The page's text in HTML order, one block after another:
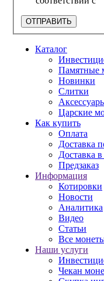
ОТПРАВИТЬ
Каталог
Памятные
Новинки
Слитки
Царские
Как купить
Оплата
Доставка
Доставка
Предзаказ
Информация
Котировки
Новости
Аналитика
Видео
Статьи
Все
Наши услуги
Чекан